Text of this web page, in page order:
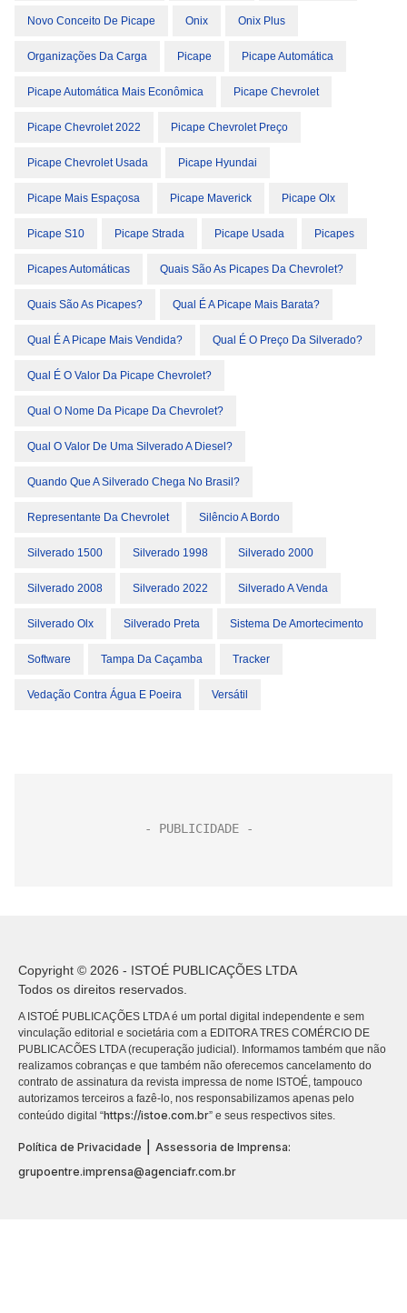
Novo Conceito De Picape Onix Onix Plus
Organizações Da Carga Picape Picape Automática
Picape Automática Mais Econômica Picape Chevrolet
Picape Chevrolet 2022 Picape Chevrolet Preço
Picape Chevrolet Usada Picape Hyundai
Picape Mais Espaçosa Picape Maverick Picape Olx
Picape S10 Picape Strada Picape Usada Picapes
Picapes Automáticas Quais São As Picapes Da Chevrolet?
Quais São As Picapes? Qual É A Picape Mais Barata?
Qual É A Picape Mais Vendida? Qual É O Preço Da Silverado?
Qual É O Valor Da Picape Chevrolet?
Qual O Nome Da Picape Da Chevrolet?
Qual O Valor De Uma Silverado A Diesel?
Quando Que A Silverado Chega No Brasil?
Representante Da Chevrolet Silêncio A Bordo
Silverado 1500 Silverado 1998 Silverado 2000
Silverado 2008 Silverado 2022 Silverado A Venda
Silverado Olx Silverado Preta Sistema De Amortecimento
Software Tampa Da Caçamba Tracker
Vedação Contra Água E Poeira Versátil
Copyright © 2026 - ISTOÉ PUBLICAÇÕES LTDA
Todos os direitos reservados.
A ISTOÉ PUBLICAÇÕES LTDA é um portal digital independente e sem
vinculação editorial e societária com a EDITORA TRES COMÉRCIO DE
PUBLICACÕES LTDA (recuperação judicial). Informamos também que não
realizamos cobranças e que também não oferecemos cancelamento do
contrato de assinatura da revista impressa de nome ISTOÉ, tampouco
autorizamos terceiros a fazê-lo, nos responsabilizamos apenas pelo
conteúdo digital “https://istoe.com.br” e seus respectivos sites.
Política de Privacidade
Assessoria de Imprensa:
grupoentre.imprensa@agenciafr.com.br